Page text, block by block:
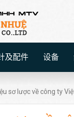
及配件 设备
sơ lược về công ty